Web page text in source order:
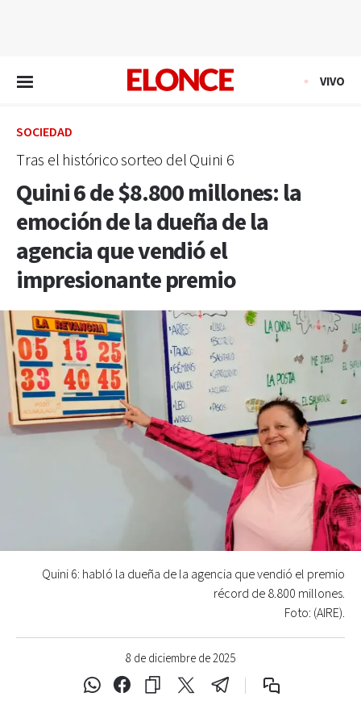
VIVO
SOCIEDAD
Tras el histórico sorteo del Quini 6
Quini 6 de $8.800 millones: la
emoción de la dueña de la
agencia que vendió el
impresionante premio
8 de diciembre de 2025
Quini 6: habló la dueña de la agencia que vendió el premio
récord de 8.800 millones.
Foto: (AIRE).